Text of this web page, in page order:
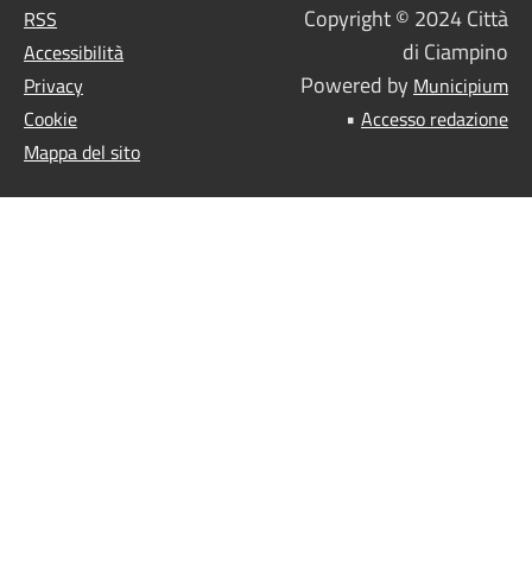
RSS
Accessibilità
Privacy
Cookie
Mappa del sito
Copyright © 2024 Città
di Ciampino
Powered by Municipium
• Accesso redazione